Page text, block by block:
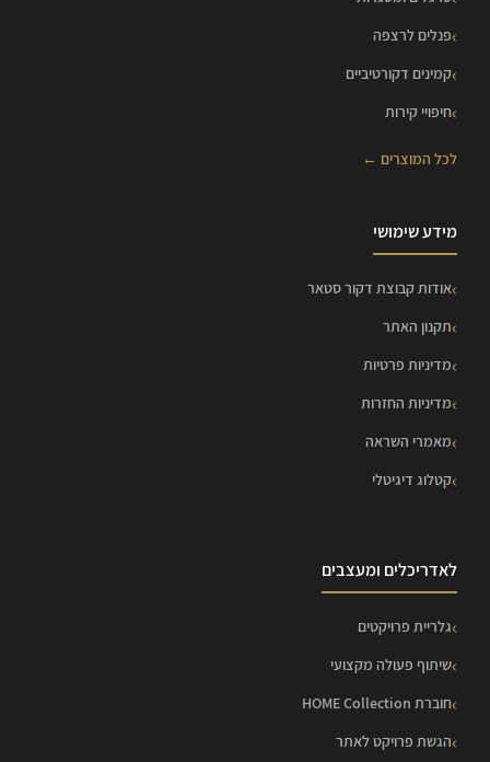
פנלים לרצפה
קמינים דקורטיביים
חיפויי קירות
לכל המוצרים ←
מידע שימושי
אודות קבוצת דקור סטאר
תקנון האתר
מדיניות פרטיות
מדיניות החזרות
מאמרי השראה
קטלוג דיגיטלי
לאדריכלים ומעצבים
גלריית פרויקטים
שיתוף פעולה מקצועי
חוברת HOME Collection
הגשת פרויקט לאתר